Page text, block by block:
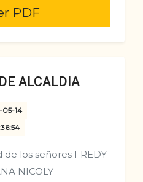
PDF
ALCALDIA
05-14
los señores FREDY
NICOLY